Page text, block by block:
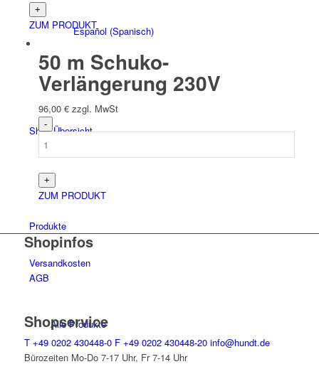
Español (Spanisch)
Shop-Übersicht
Produkte
Alle Produkte
ZUM PRODUKT
50 m Schuko-
Verlängerung 230V
96,00 € zzgl. MwSt
ZUM PRODUKT
Shopinfos
Versandkosten
AGB
Shopservice
T +49 0202 430448-0 F +49 0202 430448-20 info@hundt.de
Bürozeiten Mo-Do 7-17 Uhr, Fr 7-14 Uhr